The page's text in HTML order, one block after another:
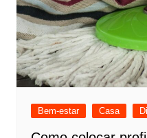
Bem-estar Casa